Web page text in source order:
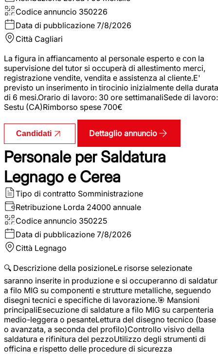
Codice annuncio 350226
Data di pubblicazione 7/8/2026
Città Cagliari
La figura in affiancamento al personale esperto e con la
supervisione del tutor si occuperà di allestimento merci,
registrazione vendite, vendita e assistenza al cliente.E'
previsto un inserimento in tirocinio inizialmente della durata
di 6 mesi.Orario di lavoro: 30 ore settimanaliSede di lavoro:
Sestu (CA)Rimborso spese 700€
Candidati Dettaglio annuncio
Personale per Saldatura
Legnago e Cerea
Tipo di contratto Somministrazione
Retribuzione Lorda 24000 annuale
Codice annuncio 350225
Data di pubblicazione 7/8/2026
Città Legnago
🔍 Descrizione della posizioneLe risorse selezionate
saranno inserite in produzione e si occuperanno di
a filo MIG su componenti e strutture metalliche, seguendo
disegni tecnici e specifiche di lavorazione.🎯 Mansioni
principaliEsecuzione di saldature a filo MIG su carpenteria
medio-leggera o pesanteLettura del disegno tecnico (base
o avanzata, a seconda del profilo)Controllo visivo della
saldatura e rifinitura del pezzoUtilizzo degli strumenti di
officina e rispetto delle procedure di sicurezza